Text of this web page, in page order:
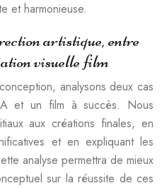
et harmonieuse.
artistique, entre
visuelle film
analysons deux cas
et un film à succès. Nous
aux créations finales, en
et en expliquant les
analyse permettra de mieux
sur la réussite de ces